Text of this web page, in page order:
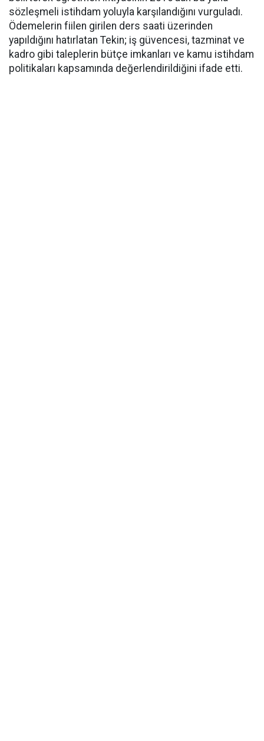
sözleşmeli istihdam yoluyla karşılandığını vurguladı.
Ödemelerin fiilen girilen ders saati üzerinden
yapıldığını hatırlatan Tekin; iş güvencesi, tazminat ve
kadro gibi taleplerin bütçe imkanları ve kamu istihdam
politikaları kapsamında değerlendirildiğini ifade etti.